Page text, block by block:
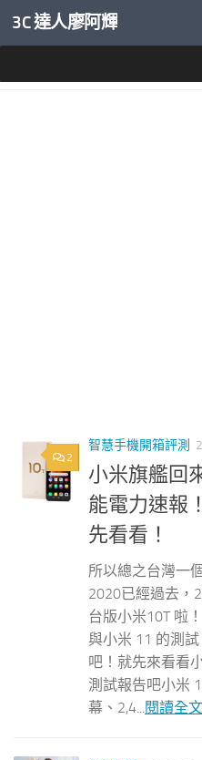
內文下方
3C 達人廖阿輝
2
智慧手機開箱評測
小米旗艦回
能電力速報
先看看！
所以總之台灣一
2020已經過去，
台版小米10T 啦
與小米 11 的測
吧！就先來看看
測試報告吧小米
幕、2,4...閱讀全文